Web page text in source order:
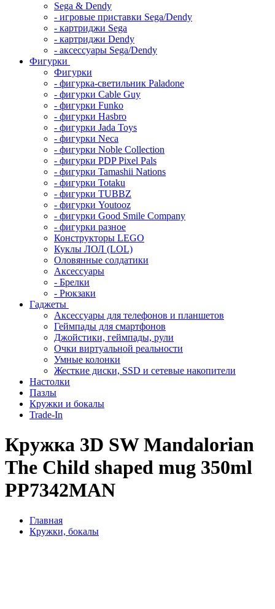
Sega & Dendy
- игровые приставки Sega/Dendy
- картриджи Sega
- картриджи Dendy
- аксессуары Sega/Dendy
Фигурки
Фигурки
- фигурка-светильник Paladone
- фигурки Cable Guy
- фигурки Funko
- фигурки Hasbro
- фигурки Jada Toys
- фигурки Neca
- фигурки Noble Collection
- фигурки PDP Pixel Pals
- фигурки Tamashii Nations
- фигурки Totaku
- фигурки TUBBZ
- фигурки Youtooz
- фигурки Good Smile Company
- фигурки разное
Конструкторы LEGO
Куклы ЛОЛ (LOL)
Оловянные солдатики
Аксессуары
- Брелки
- Рюкзаки
Гаджеты
Аксессуары для телефонов и планшетов
Геймпады для смартфонов
Джойстики, геймпады, рули
Очки виртуальной реальности
Умные колонки
Жесткие диски, SSD и сетевые накопители
Настолки
Пазлы
Кружки и бокалы
Trade-In
Кружка 3D SW Mandalorian
The Child shaped mug 350ml
PP7342MAN
Главная
Кружки, бокалы